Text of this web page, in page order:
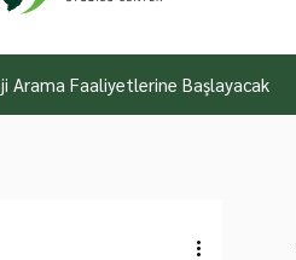
Arama Faaliyetlerine Başlayacak